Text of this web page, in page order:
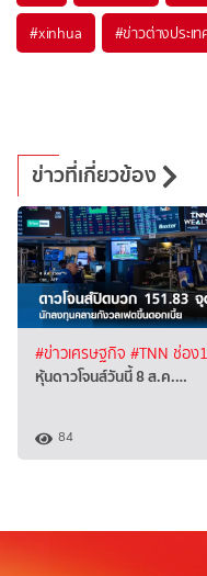
#xinhua #ข่าวต่างประเท
ข่าวที่เกี่ยวข้อง
#ข่าวเศรษฐกิจ #TNN ช่อง
หุ้นดาวโจนส์วันนี้ 8 ส.ค.…
84